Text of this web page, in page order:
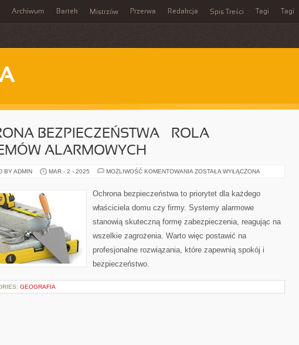
Archiwum Bartek Mistrzów Przerwa Redakcja Spis Treści Tagi Tagi
BEZPIECZEŃSTWA – ROLA
ALARMOWYCH
BY ADMIN MAR - 2 - 2025 MOŻLIWOŚĆ KOMENTOWANIA OCHRONA
ROLA
SYSTEMÓW
ZOSTAŁA WYŁĄCZONA
Ochrona bezpieczeństwa to priorytet dla każdego
właściciela domu czy firmy. Systemy alarmowe
stanowią skuteczną formę zabezpieczenia, reagując na
wszelkie zagrożenia. Warto więc postawić na
profesjonalne rozwiązania, które zapewnią spokój i
bezpieczeństwo.
GEOGRAFIA